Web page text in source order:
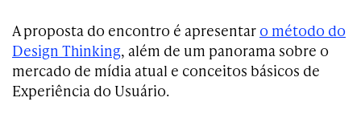
A proposta do encontro é apresentar o método do
Design Thinking, além de um panorama sobre o
mercado de mídia atual e conceitos básicos de
Experiência do Usuário.